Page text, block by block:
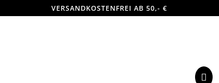
VERSANDKOSTENFREI AB 50,- €
